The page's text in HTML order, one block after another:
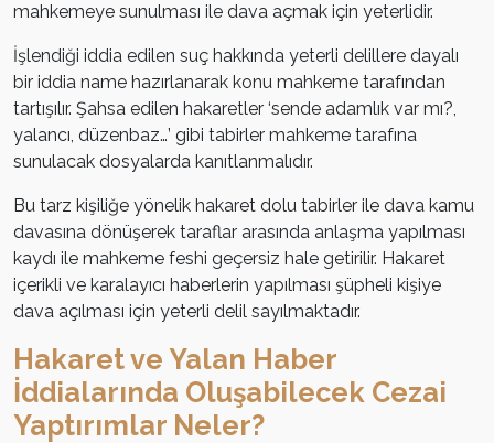
mahkemeye sunulması ile dava açmak için yeterlidir.
İşlendiği iddia edilen suç hakkında yeterli delillere dayalı
bir iddia name hazırlanarak konu mahkeme tarafından
tartışılır. Şahsa edilen hakaretler ‘sende adamlık var mı?,
yalancı, düzenbaz…’ gibi tabirler mahkeme tarafına
sunulacak dosyalarda kanıtlanmalıdır.
Bu tarz kişiliğe yönelik hakaret dolu tabirler ile dava kamu
davasına dönüşerek taraflar arasında anlaşma yapılması
kaydı ile mahkeme feshi geçersiz hale getirilir. Hakaret
içerikli ve karalayıcı haberlerin yapılması şüpheli kişiye
dava açılması için yeterli delil sayılmaktadır.
Hakaret ve Yalan Haber
İddialarında Oluşabilecek Cezai
Yaptırımlar Neler?